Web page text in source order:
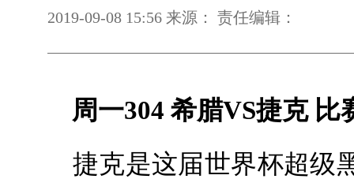
2019-09-08 15:56 来源： 责任编辑：
周一304 希腊VS捷克 比
捷克是这届世界杯超级